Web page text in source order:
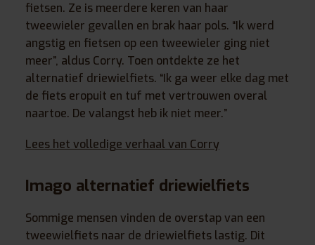
fietsen. Ze is meerdere keren van haar
tweewieler gevallen en brak haar pols. “Ik werd
angstig en fietsen op een tweewieler ging niet
meer”, aldus Corry. Toen ontdekte ze het
alternatief driewielfiets. “Ik ga weer elke dag met
de fiets eropuit en tuf met vertrouwen overal
naartoe. De valangst heb ik niet meer.”
Lees het volledige verhaal van Corry
Imago alternatief driewielfiets
Sommige mensen vinden de overstap van een
tweewielfiets naar de driewielfiets lastig. Dit